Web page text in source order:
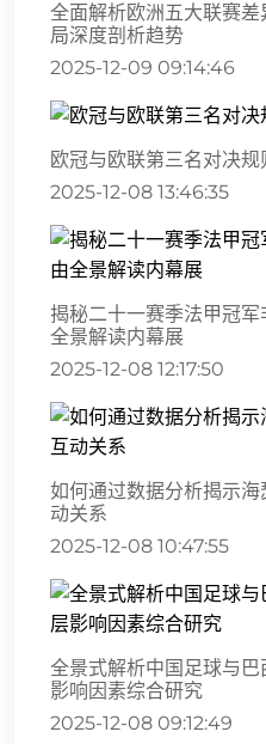
全面解析欧洲五大联赛
局深度剖析趋势
2025-12-09 09:14:46
欧冠与欧联第三名对决
2025-12-08 13:46:35
揭秘二十一赛季法甲冠
全景解读内幕展
2025-12-08 12:17:50
如何通过数据分析揭示
动关系
2025-12-08 10:47:55
全景式解析中国足球与
影响因素综合研究
2025-12-08 09:12:49